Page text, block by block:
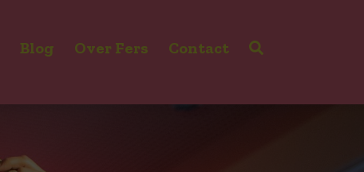
Blog Over Fers Contact